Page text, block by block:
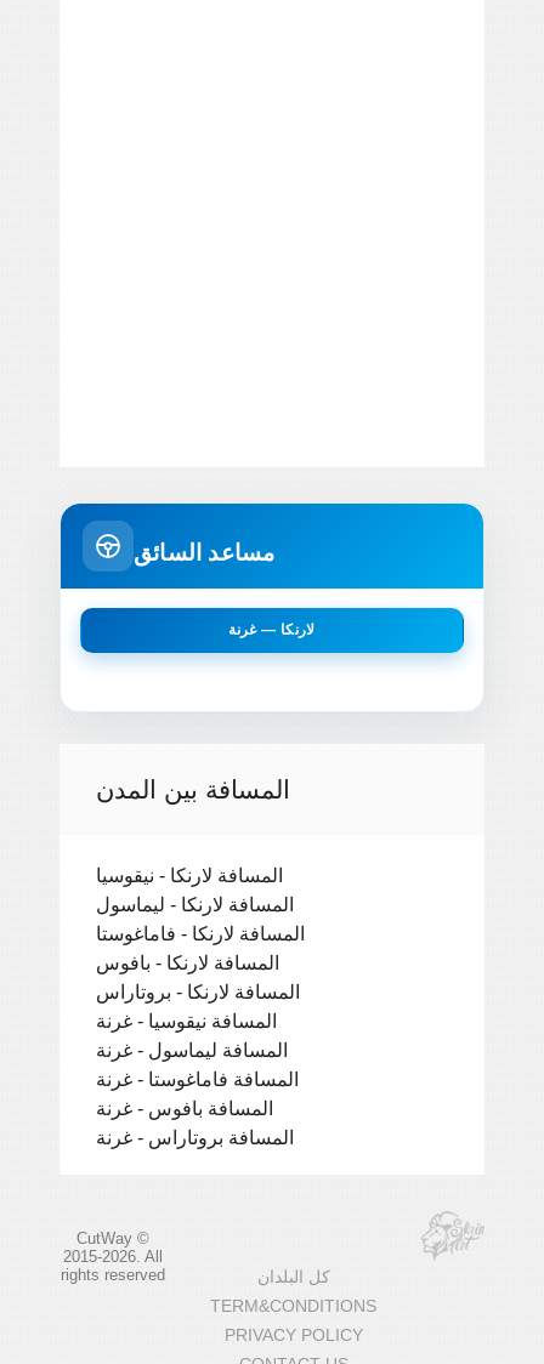
مساعد السائق
لارنكا — غرنة
المسافة بين المدن
المسافة لارنكا - نيقوسيا
المسافة لارنكا - ليماسول
المسافة لارنكا - فاماغوستا
المسافة لارنكا - بافوس
المسافة لارنكا - بروتاراس
المسافة نيقوسيا - غرنة
المسافة ليماسول - غرنة
المسافة فاماغوستا - غرنة
المسافة بافوس - غرنة
المسافة بروتاراس - غرنة
CutWay ©
2015-2026. All
rights reserved
كل البلدان
TERM&CONDITIONS
PRIVACY POLICY